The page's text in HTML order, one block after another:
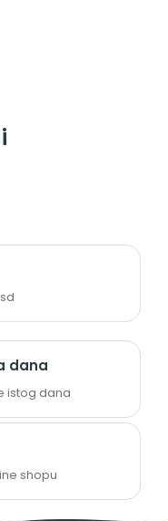
dana
istog dana
shopu